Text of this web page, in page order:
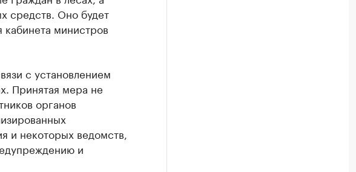
средств. Оно будет
кабинета министров
с установлением
Принятая мера не
органов
и некоторых ведомств,
и